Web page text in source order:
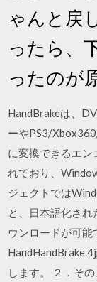
ゃんと戻
ったら、
ったのが
HandBrakeは、
ーやPS3/
に変換できるエン
れており、
ジェクトでは
と、日本語化さ
ウンロードが可能
します。 ２．そ